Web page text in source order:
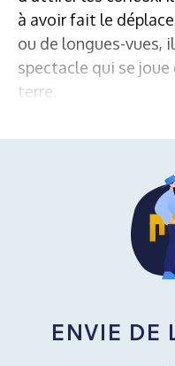
à avoir fait le
ou de longues-vues,
spectacle qui se joue
terre.
ENVIE DE